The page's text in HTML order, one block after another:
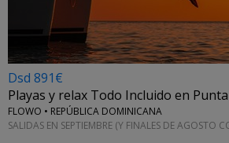
Dsd 891€
Playas y relax Todo Incluido en
FLOWO • REPÚBLICA DOMINICANA
SALIDAS EN SEPTIEMBRE (Y FINALES DE AGOSTO